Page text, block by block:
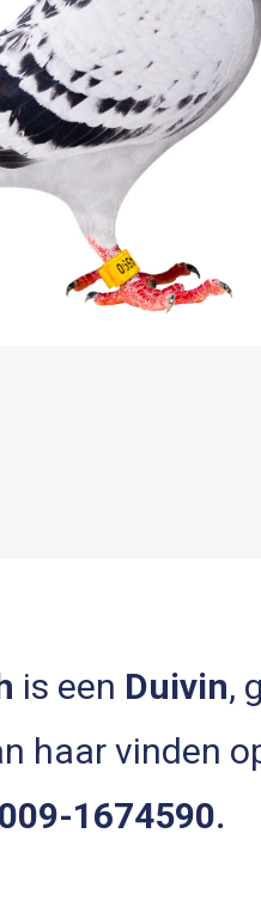
is een Duivin,
haar vinden
1674590.